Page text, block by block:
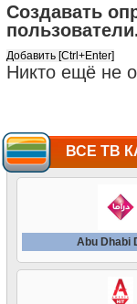
Создавать
Никто ещё не
ВСЕ ТВ
Abu Dhabi